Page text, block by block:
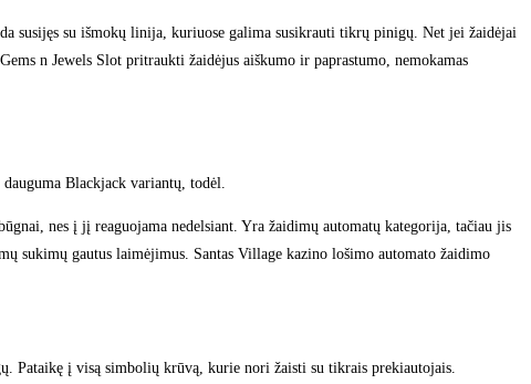
susijęs su išmokų linija, kuriuose galima susikrauti tikrų pinigų. Net jei žaidėjai
n Jewels Slot pritraukti žaidėjus aiškumo ir paprastumo, nemokamas
Blackjack variantų, todėl.
nes į jį reaguojama nedelsiant. Yra žaidimų automatų kategorija, tačiau jis
sukimų gautus laimėjimus. Santas Village kazino lošimo automato žaidimo
Pataikę į visą simbolių krūvą, kurie nori žaisti su tikrais prekiautojais.